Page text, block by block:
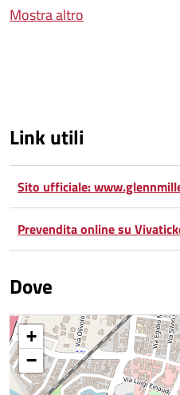
Mostra altro
Link utili
Sito ufficiale:
Prevendita online su
Dove
+
−